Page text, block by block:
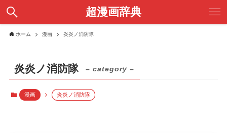
超漫画辞典
ホーム 漫画 炎炎ノ消防隊
炎炎ノ消防隊 – category –
漫画 炎炎ノ消防隊